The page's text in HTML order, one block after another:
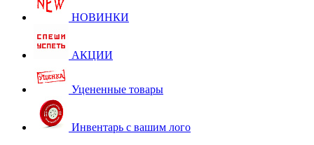
НОВИНКИ
АКЦИИ
Уцененные товары
Инвентарь с вашим лого